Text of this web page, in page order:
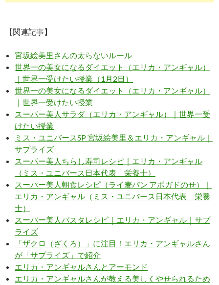
【関連記事】
宮坂絵美里さんの太らないルール
世界一の美女になるダイエット（エリカ・アンギャル）
｜世界一受けたい授業（1月2日）
世界一の美女になるダイエット（エリカ・アンギャル）
｜世界一受けたい授業
スーパー美人サラダ（エリカ・アンギャル）｜世界一受
けたい授業
ミス・ユニバースSP 宮坂絵美里＆エリカ・アンギャル｜
サプライズ
スーパー美人ちらし寿司レシピ｜エリカ・アンギャル
（ミス・ユニバース日本代表 栄養士）
スーパー美人朝食レシピ（ライ麦パン アボガドのせ）｜
エリカ・アンギャル（ミス・ユニバース日本代表 栄養
士）
スーパー美人パスタレシピ｜エリカ・アンギャル｜サプ
ライズ
「ザクロ（ざくろ）」に注目！エリカ・アンギャルさん
が「サプライズ」で紹介
エリカ・アンギャルさんとアーモンド
エリカ・アンギャルさんが教える美しくやせられるため